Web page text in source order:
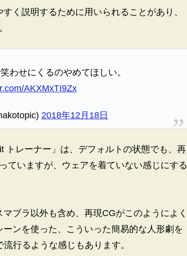
く説明するために用いられることがあり、
わせにくるのやめてほしい。
AKXMxTI9Zx
2018年12月18日
レーナー」は、デフォルトの状態でも、再
ていますが、ウェアを着ていない感じにする
ブラ以外も含め、再現CGがこのようによく
ンを使った、こういった簡易的な人形劇を
行るような感じもあります。